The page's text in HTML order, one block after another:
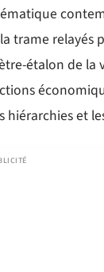
trame
étalon de
hiérarchies et